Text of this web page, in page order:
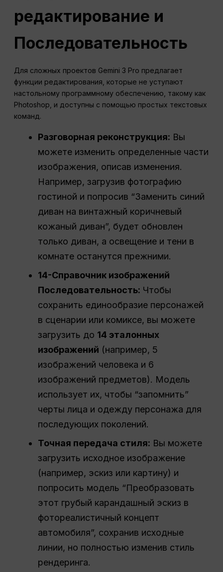
редактирование и
Последовательность
Для сложных проектов Gemini 3 Pro предлагает
функции редактирования, которые не уступают
настольному программному обеспечению, такому как
Photoshop, и доступны с помощью простых текстовых
команд.
Разговорная реконструкция: Вы
можете изменить определенные части
изображения, описав изменения.
Например, загрузив фотографию
гостиной и попросив “Заменить синий
диван на винтажный коричневый
кожаный диван”, будет обновлен
только диван, а освещение и тени в
комнате останутся прежними.
14-Справочник изображений
Последовательность: Чтобы
сохранить единообразие персонажей
в сценарии или комиксе, вы можете
загрузить до 14 эталонных
изображений (например, 5
изображений человека и 6
изображений предметов). Модель
использует их, чтобы “запомнить”
черты лица и одежду персонажа для
последующих поколений.
Точная передача стиля: Вы можете
загрузить исходное изображение
(например, эскиз или картину) и
попросить модель “Преобразовать
этот грубый карандашный эскиз в
фотореалистичный концепт
автомобиля”, сохранив исходные
линии, но полностью изменив стиль
рендеринга.